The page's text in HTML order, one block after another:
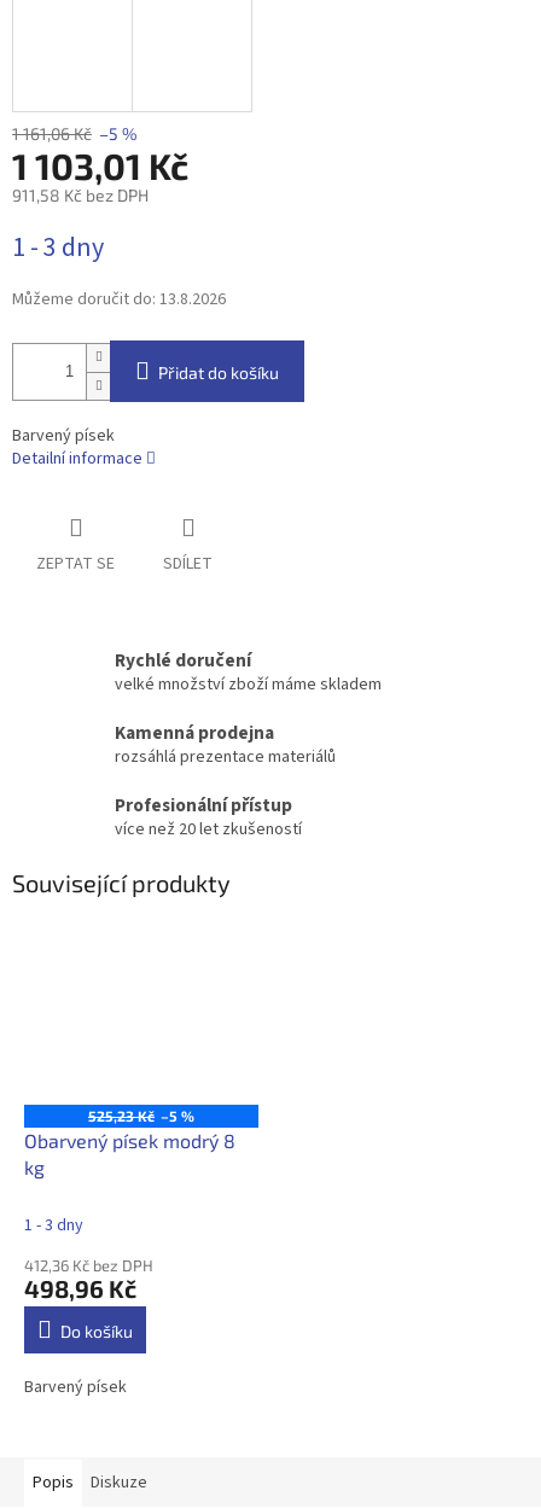
1 161,06 Kč –5 %
1 103,01 Kč
911,58 Kč bez DPH
cena:
1 - 3 dny
Můžeme doručit do: 13.8.2026
Přidat do košíku
Barvený písek
Detailní informace
ZEPTAT SE SDÍLET
Rychlé doručení
velké množství zboží máme skladem
Kamenná prodejna
rozsáhlá prezentace materiálů
Profesionální přístup
více než 20 let zkušeností
Související produkty
525,23 Kč –5 %
Obarvený písek modrý 8
kg
1 - 3 dny
412,36 Kč bez DPH
498,96 Kč
Do košíku
Barvený písek
Popis Diskuze